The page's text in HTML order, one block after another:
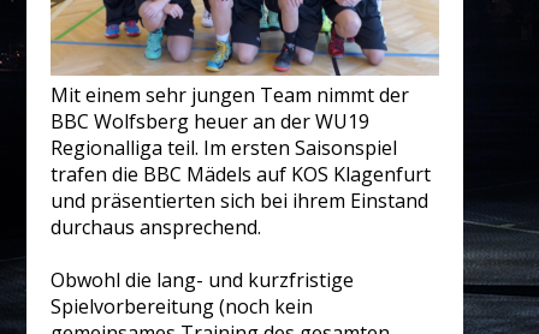
Mit einem sehr jungen Team nimmt der
BBC Wolfsberg heuer an der WU19
Regionalliga teil. Im ersten Saisonspiel
trafen die BBC Mädels auf KOS Klagenfurt
und präsentierten sich bei ihrem Einstand
durchaus ansprechend.
Obwohl die lang- und kurzfristige
Spielvorbereitung (noch kein